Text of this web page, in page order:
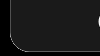
nuestro contenido,
visibles y accesibles
búsquedas, ya sea
tradicionales,